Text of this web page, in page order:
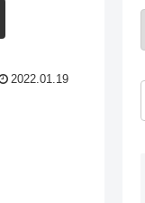
2022.01.19